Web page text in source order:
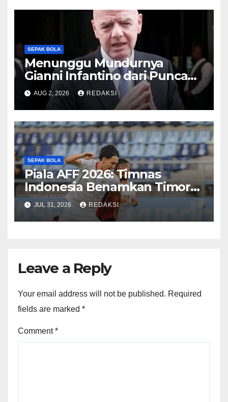
SEPAK BOLA
Menunggu Mundurnya
Gianni Infantino dari Puncak
Kekuasaan FIFA
AUG 2, 2026 REDAKSI
SEPAK BOLA
Piala AFF 2026: Timnas
Indonesia Benamkan Timor
Leste 3-0
JUL 31, 2026 REDAKSI
Leave a Reply
Your email address will not be published. Required
fields are marked *
Comment*